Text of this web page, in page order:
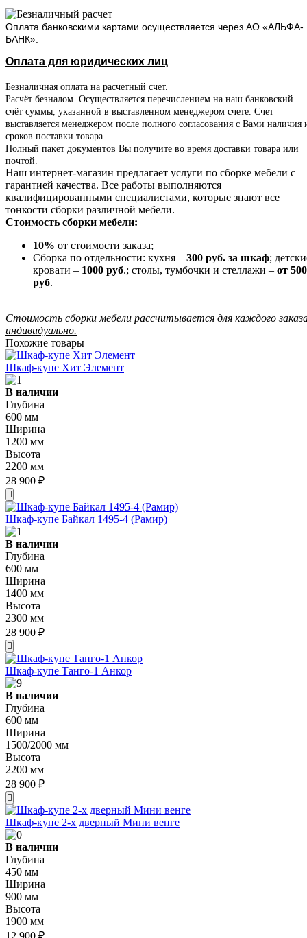
Оплата банковскими картами осуществляется через АО «АЛЬФА-
БАНК».
Оплата для юридических лиц
Безналичная оплата на расчетный счет.
Расчёт безналом. Осуществляется перечислением на наш банковский
счёт суммы, указанной в выставленном менеджером счете. Счет
выставляется менеджером после полного согласования с Вами наличия
сроков поставки товара.
Полный пакет документов Вы получите во время доставки товара или
почтой.
Наш интернет-магазин предлагает услуги по сборке мебели с
гарантией качества. Все работы выполняются
квалифицированными специалистами, которые знают все
тонкости сборки различной мебели.
Стоимость сборки мебели:
10% от стоимости заказа;
Сборка по отдельности: кухня – 300 руб. за шкаф;
кровати – 1000 руб.; столы, тумбочки и стеллажи – от 500
руб.
Стоимость сборки мебели рассчитывается для каждого
индивидуально.
Похожие товары
Шкаф-купе Хит Элемент
В наличии
Глубина
600 мм
Ширина
1200 мм
Высота
2200 мм
28 900 ₽
Шкаф-купе Байкал 1495-4 (Рамир)
В наличии
Глубина
600 мм
Ширина
1400 мм
Высота
2300 мм
28 900 ₽
Шкаф-купе Танго-1 Анкор
В наличии
Глубина
600 мм
Ширина
1500/2000 мм
Высота
2200 мм
28 900 ₽
Шкаф-купе 2-х дверный Мини венге
В наличии
Глубина
450 мм
Ширина
900 мм
Высота
1900 мм
12 900 ₽